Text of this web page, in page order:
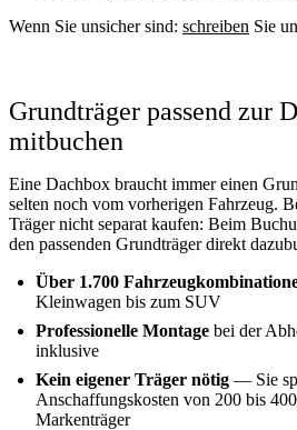
Wenn Sie unsicher sind: schreiben Sie
Grundträger passend zur
mitbuchen
Eine Dachbox braucht immer einen
selten noch vom vorherigen Fahrzeug.
Träger nicht separat kaufen: Beim
den passenden Grundträger direkt
Über 1.700
Kleinwagen bis zum SUV
Professionelle Montage bei der
inklusive
Kein eigener Träger nötig — Sie
Anschaffungskosten von 200 bis
Markenträger